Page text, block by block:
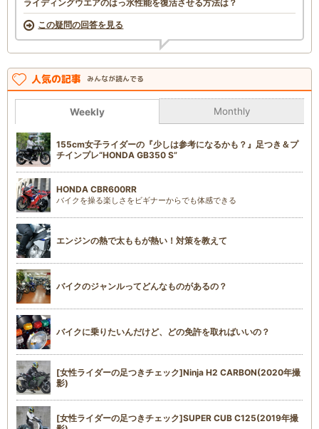
ライディングウエアのはっ水性能を復活させる方法は？
この疑問の回答を見る
人気の記事 みんなが読んでる
Weekly Monthly
155cm女子ライダーの『少しは参考になるかも？』足つき＆プ
チインプレ“HONDA GB350 S”
HONDA CBR600RR
バイクを操る楽しさをビギナーからでも体感できる
エンジンの熱で太ももが熱い！対策を教えて
バイクのジャンルってどんなものがあるの？
バイクに乗りたいんだけど、どの免許を取ればいいの？
[女性ライダーの足つきチェック]Ninja H2 CARBON(2020年撮
影)
[女性ライダーの足つきチェック]SUPER CUB C125(2019年撮